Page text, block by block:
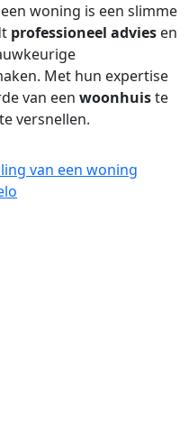
woning is een slimme
professioneel advies en
Met hun expertise
van een woonhuiste
versnellen.
van een woning